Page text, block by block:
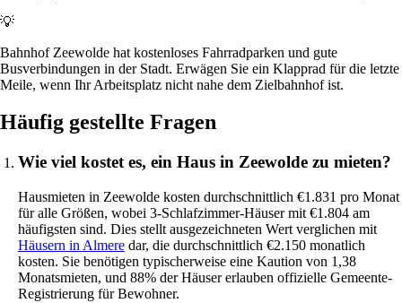
💡
Bahnhof Zeewolde hat kostenloses Fahrradparken und gute
Busverbindungen in der Stadt. Erwägen Sie ein Klapprad für die letzte
Meile, wenn Ihr Arbeitsplatz nicht nahe dem Zielbahnhof ist.
Häufig gestellte Fragen
Wie viel kostet es, ein Haus in Zeewolde zu mieten?
Hausmieten in Zeewolde kosten durchschnittlich €1.831 pro Monat
für alle Größen, wobei 3-Schlafzimmer-Häuser mit €1.804 am
häufigsten sind. Dies stellt ausgezeichneten Wert verglichen mit
Häusern in Almere dar, die durchschnittlich €2.150 monatlich
kosten. Sie benötigen typischerweise eine Kaution von 1,38
Monatsmieten, und 88% der Häuser erlauben offizielle Gemeente-
Registrierung für Bewohner.